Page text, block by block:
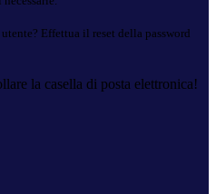
Effettua il reset della password
la casella di posta elettronica!